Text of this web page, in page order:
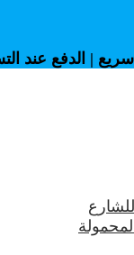
| الدفع عند